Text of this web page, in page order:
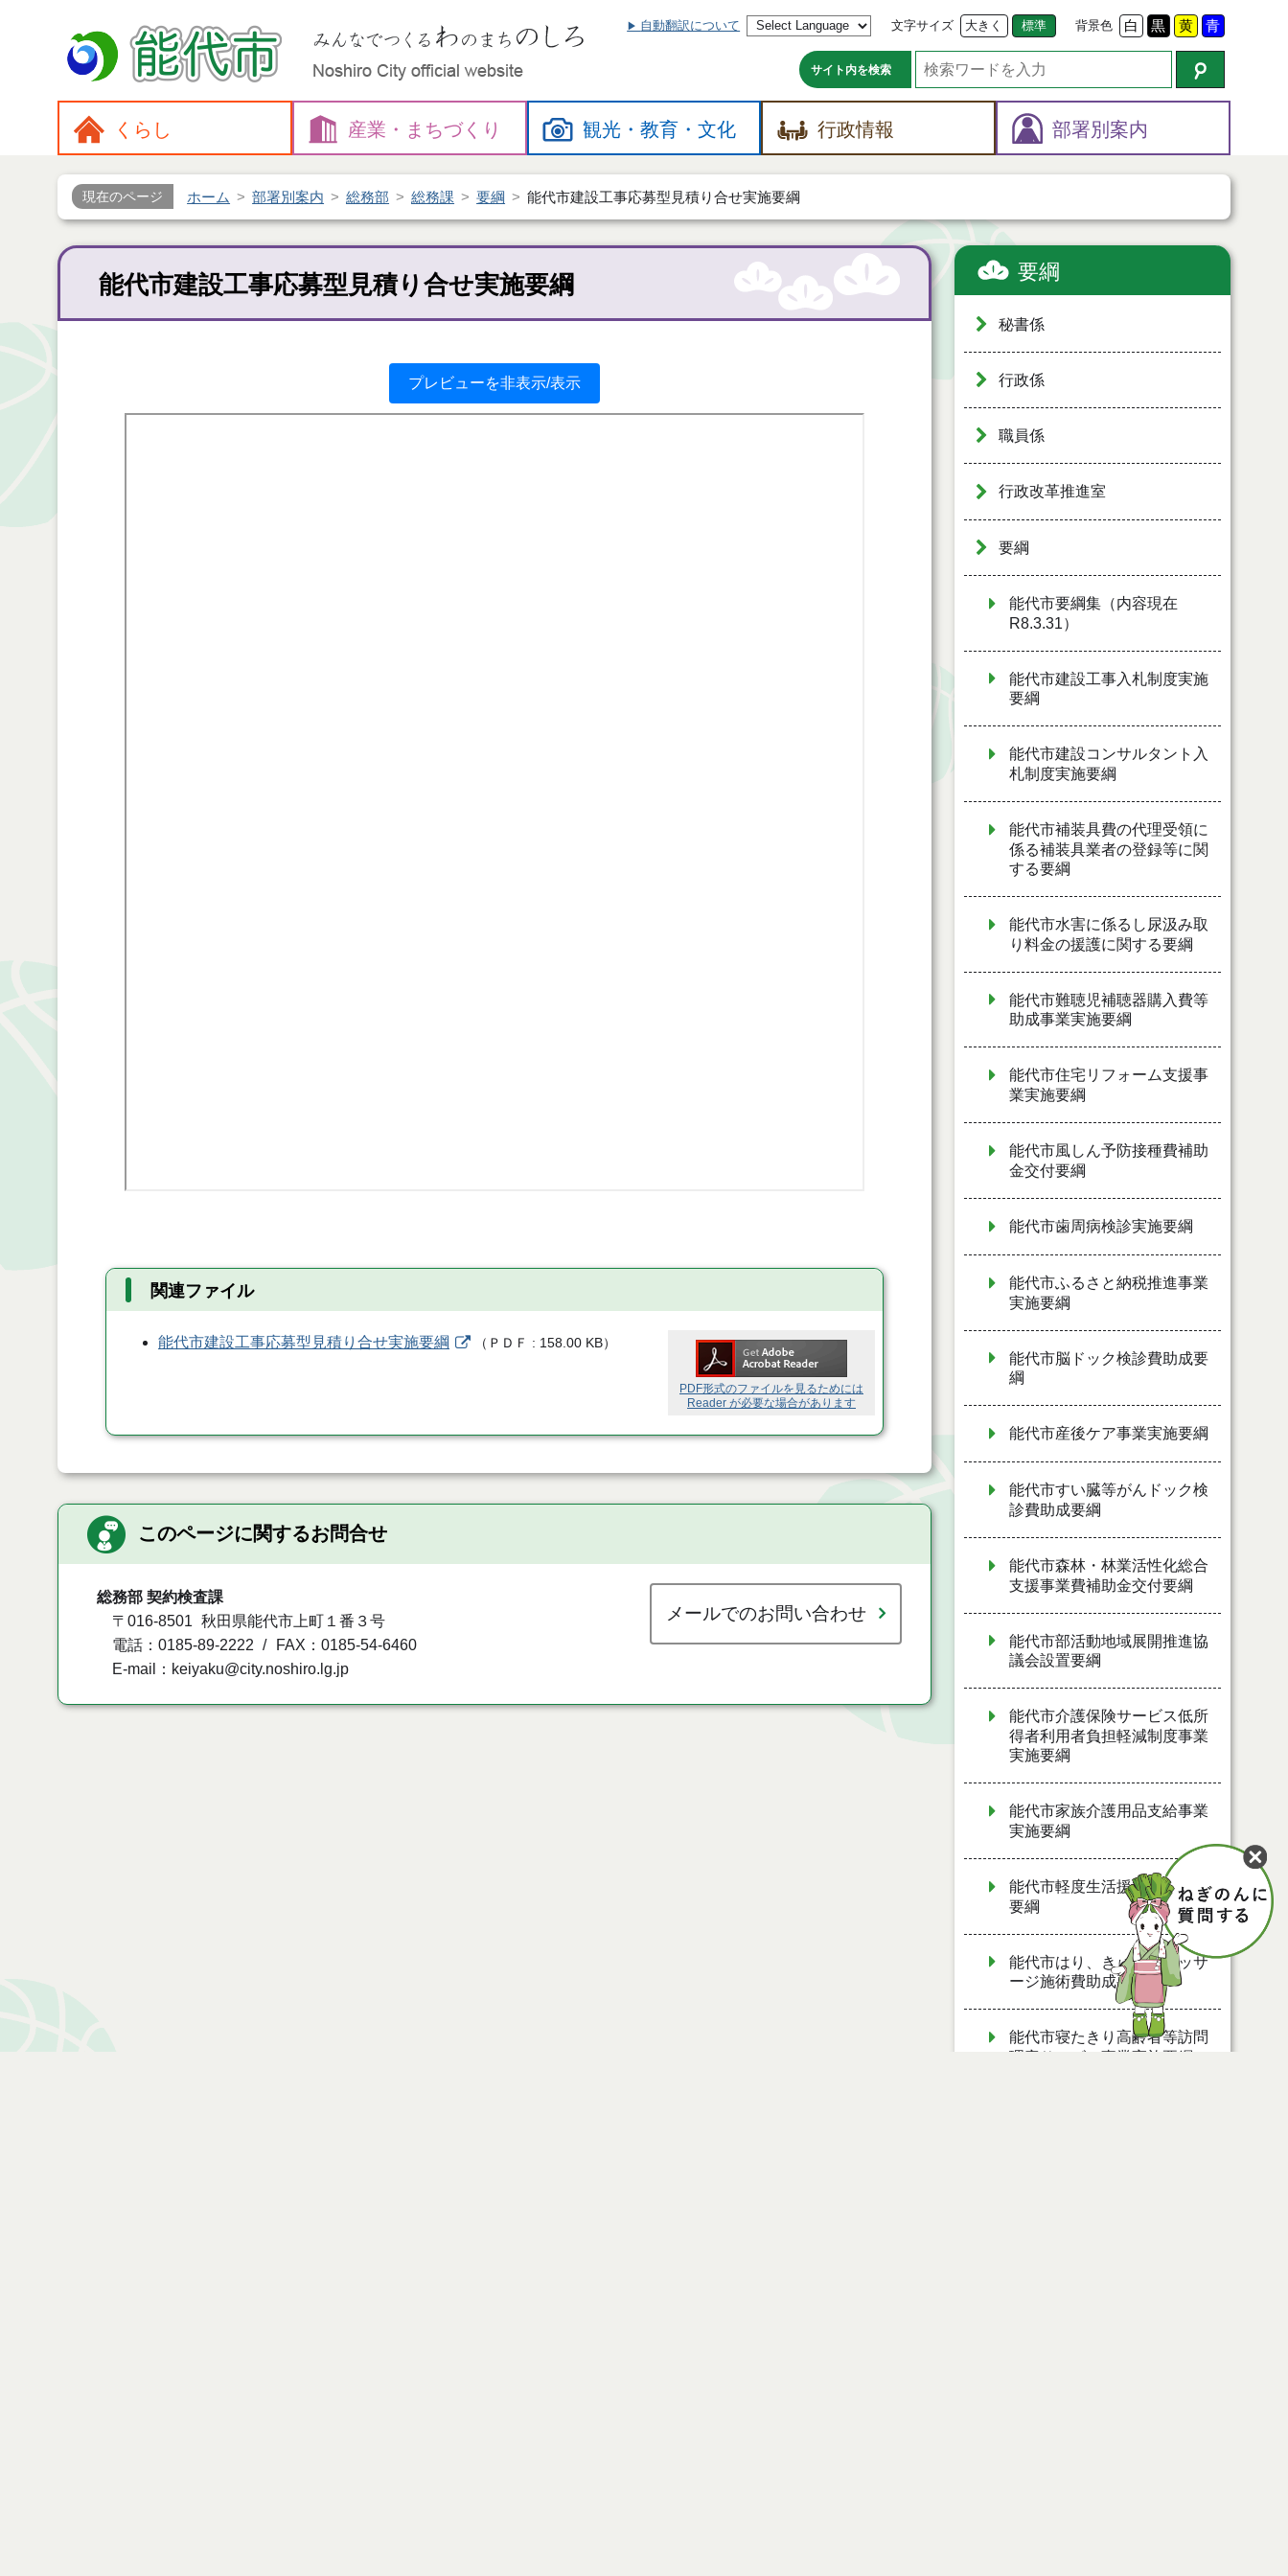
自動翻訳について 文字サイズ 大きく 標準 背景色 白 黒 黄 青
サイト内を検索
くらし 産業・ まちづくり 観光・教育・文化 行政情報 部署別案内
現在のページ ホーム 部署別案内 総務部 総務課 要綱 能代市建設工事応募型見積り合せ実施要綱
能代市建設工事応募型見積り合せ実施要綱
プレビューを非表示/表示
関連ファイル
PDF形式のファイルを見るためには
Reader が必要な場合があります
能代市建設工事応募型見積り合せ実施要綱 （ ＰＤＦ 158.00 KB）
このページに関するお問合せ
総務部 契約検査課
〒016-8501
秋田県能代市上町１番３号
電話：0185-89-2222
FAX：0185-54-6460
E-mail：keiyaku@city.noshiro.lg.jp
メールでのお問い合わせ
要綱
秘書係
行政係
職員係
行政改革推進室
要綱
能代市要綱集（内容現在
R8.3.31）
能代市建設工事入札制度実施
要綱
能代市建設コンサルタント入
札制度実施要綱
能代市補装具費の代理受領に
係る補装具業者の登録等に関
する要綱
能代市水害に係るし尿汲み取
り料金の援護に関する要綱
能代市難聴児補聴器購入費等
助成事業実施要綱
能代市住宅リフォーム支援事
業実施要綱
能代市風しん予防接種費補助
金交付要綱
能代市歯周病検診実施要綱
能代市ふるさと納税推進事業
実施要綱
能代市脳ドック検診費助成要
綱
能代市産後ケア事業実施要綱
能代市すい臓等がんドック検
診費助成要綱
能代市森林・林業活性化総合
支援事業費補助金交付要綱
能代市部活動地域展開推進協
議会設置要綱
能代市介護保険サービス低所
得者利用者負担軽減制度事業
実施要綱
能代市家族介護用品支給事業
実施要綱
能代市軽度生活援助事業実施
要綱
能代市はり、きゅう、マッサ
ージ施術費助成要綱
能代市寝たきり高齢者等訪問
理容サービス事業実施要綱